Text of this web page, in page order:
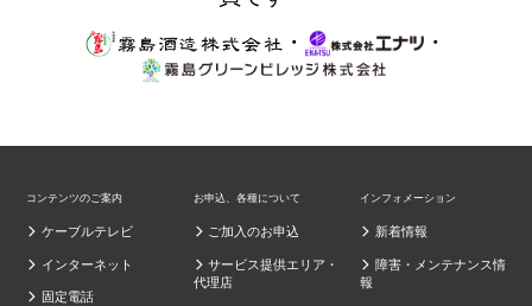
・
・
コンテンツのご案内
ケーブルテレビ
インターネット
固定電話
お申込、各種について
ご加入のお申込
サービス提供エリア・
代理店
インフォメーション
新着情報
障害・メンテナンス情
報